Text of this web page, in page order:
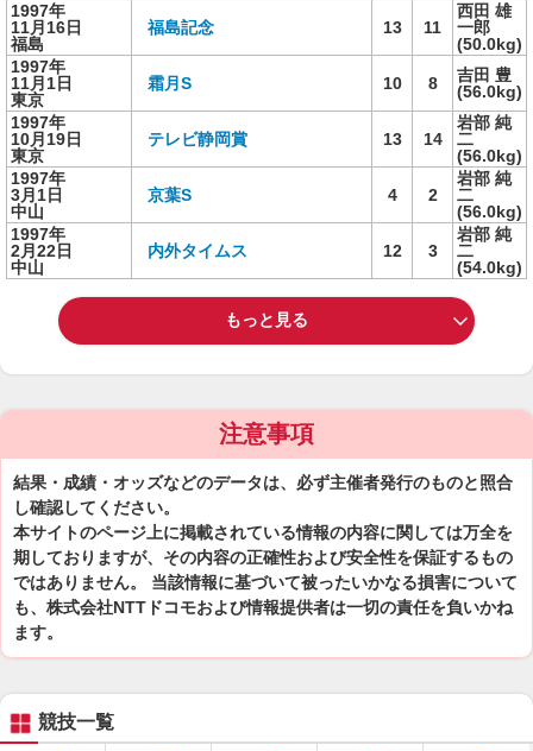
1997年
11月16日
福島
福島記念 13 11
西田 雄
一郎
(50.0kg)
1997年
11月1日
東京
霜月S 10 8
吉田 豊
(56.0kg)
1997年
10月19日
東京
テレビ静岡賞 13 14
岩部 純
二
(56.0kg)
1997年
3月1日
中山
京葉S 4 2
岩部 純
二
(56.0kg)
1997年
2月22日
中山
内外タイムス 12 3
岩部 純
二
(54.0kg)
もっと見る
注意事項
結果・成績・オッズなどのデータは、必ず主催者発行のものと照合
し確認してください。
本サイトのページ上に掲載されている情報の内容に関しては万全を
期しておりますが、その内容の正確性および安全性を保証するもの
ではありません。 当該情報に基づいて被ったいかなる損害について
も、株式会社NTTドコモおよび情報提供者は一切の責任を負いかね
ます。
競技一覧